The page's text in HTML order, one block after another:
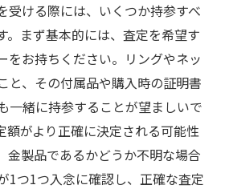
クセサリー買取最新動向と賢
レンドをチェック
人気のアクセサリーとは
もたらす影響
さえた売却タイミング
ャンペーン情報
受ける際には、いくつか持参すべ
。まず基本的には、査定を希望す
をお持ちください。リングやネッ
と、その付属品や購入時の証明書
一緒に持参することが望ましいで
額がより正確に決定される可能性
金製品であるかどうか不明な場合
1つ1つ入念に確認し、正確な査定